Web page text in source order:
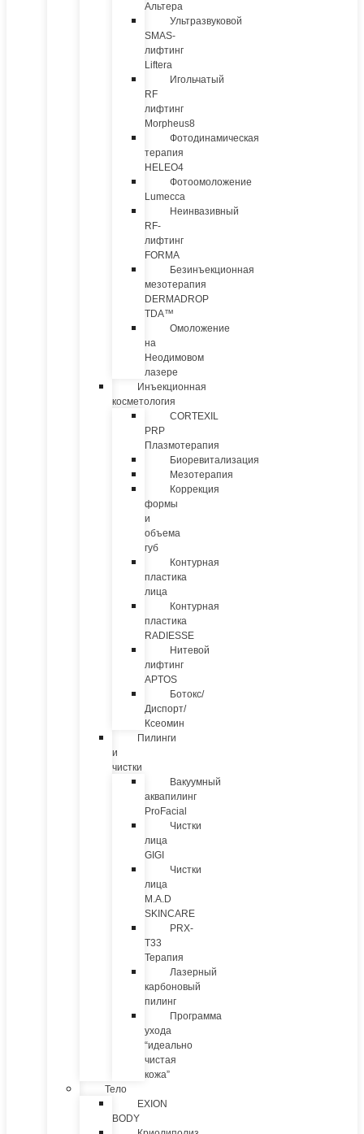
Альтера
Ультразвуковой
SMAS-
лифтинг
Liftera
Игольчатый
RF
лифтинг
Morpheus8
Фотодинамическая
терапия
HELEO4
Фотоомоложение
Lumecca
Неинвазивный
RF-
лифтинг
FORMA
Безинъекционная
мезотерапия
DERMADROP
TDA™
Омоложение
на
Неодимовом
лазере
Инъекционная
косметология
CORTEXIL
PRP
Плазмотерапия
Биоревитализация
Мезотерапия
Коррекция
формы
и
объема
губ
Контурная
пластика
лица
Контурная
пластика
RADIESSE
Нитевой
лифтинг
APTOS
Ботокс/
Диспорт/
Ксеомин
Пилинги
и
чистки
Вакуумный
аквапилинг
ProFacial
Чистки
лица
GIGI
Чистки
лица
M.A.D
SKINCARE
PRX-
T33
Терапия
Лазерный
карбоновый
пилинг
Программа
ухода
“идеально
чистая
кожа”
Тело
EXION
BODY